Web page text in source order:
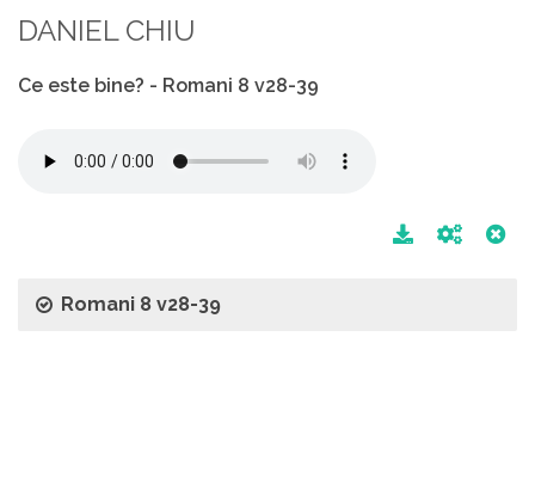
DANIEL CHIU
Ce este bine? - Romani 8 v28-39
Romani 8 v28-39